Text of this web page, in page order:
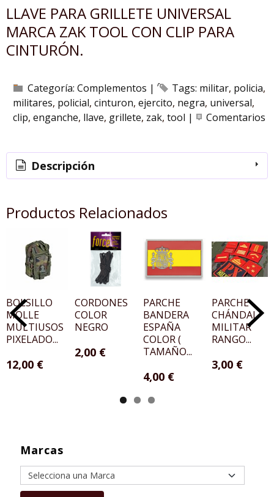
Marcas
LLAVE PARA GRILLETE UNIVERSAL
MARCA ZAK TOOL CON CLIP PARA
CINTURÓN.
Categoría: Complementos | Tags: militar policia
militares policial cinturon ejercito negra universal
clip enganche llave grillete zak tool | Comentarios
Descripción
Productos Relacionados
BOLSILLO
MOLLE
MULTIUSOS
PIXELADO...
12,00 €
CORDONES
COLOR
NEGRO
2,00 €
PARCHE
BANDERA
ESPAÑA
COLOR (
TAMAÑO...
4,00 €
PARCHE
CHÁNDAL
MILITAR
RANGO...
3,00 €